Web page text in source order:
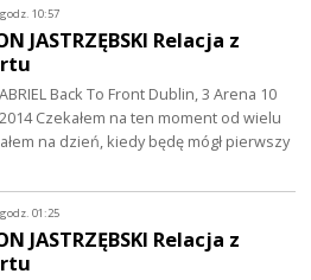
10:57
JASTRZĘBSKI Relacja z
Back To Front Dublin, 3 Arena 10
Czekałem na ten moment od wielu
na dzień, kiedy będę mógł pierwszy
01:25
JASTRZĘBSKI Relacja z